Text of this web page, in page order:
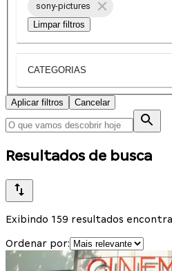
sony-pictures
Limpar filtros
CATEGORIAS
Aplicar filtros Cancelar
Resultados de busca
Exibindo 159 resultados
Ordenar por: